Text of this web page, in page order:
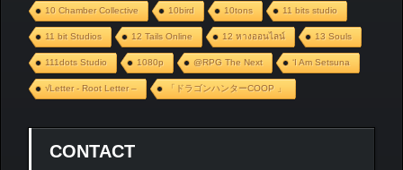
10 Chamber Collective 10bird 10tons 11 bits studio
11 bit Studios 12 Tails Online 12 หางออนไลน์ 13 Souls
111dots Studio 1080p @RPG The Next ‘I Am Setsuna
√Letter - Root Letter – 「ドラゴンハンターCOOP 」
CONTACT